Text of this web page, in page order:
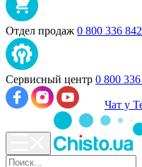
Отдел продаж 0 800 336 842
Сервисный центр 0 800
Чат у